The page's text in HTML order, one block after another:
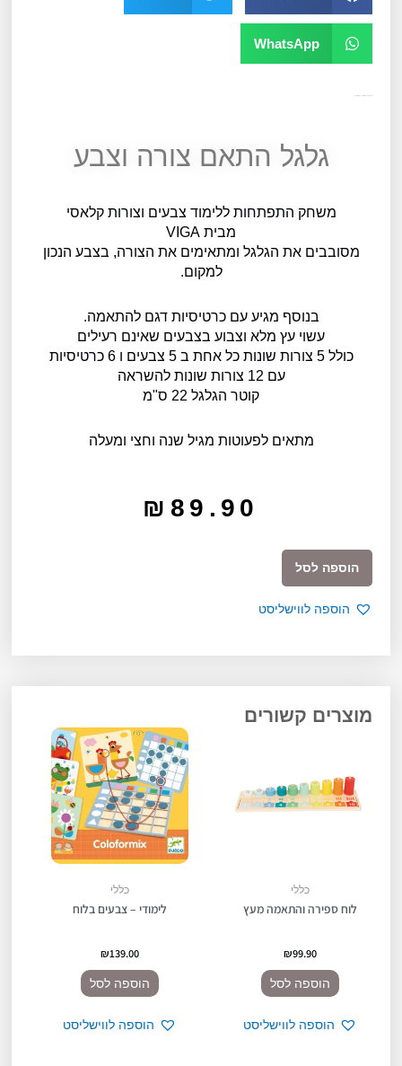
WhatsApp
גלגל התאם צורה וצבע
משחק התפתחות ללימוד צבעים וצורות קלאסי
מבית VIGA
מסובבים את הגלגל ומתאימים את הצורה, בצבע הנכון
למקום.
בנוסף מגיע עם כרטיסיות דגם להתאמה.
עשוי עץ מלא וצבוע בצבעים שאינם רעילים
כולל 5 צורות שונות כל אחת ב 5 צבעים ו 6 כרטיסיות
עם 12 צורות שונות להשראה
קוטר הגלגל 22 ס"מ
מתאים לפעוטות מגיל שנה וחצי ומעלה
₪ 89.90
התאם
וצבע
הוספה לסל
הוספה לווישליסט
מוצרים קשורים
כללי
לוח ספירה והתאמה מעץ
₪99.90
הוספה לסל
הוספה לווישליסט
כללי
לימודי – צבעים בלוח
₪139.00
הוספה לסל
הוספה לווישליסט